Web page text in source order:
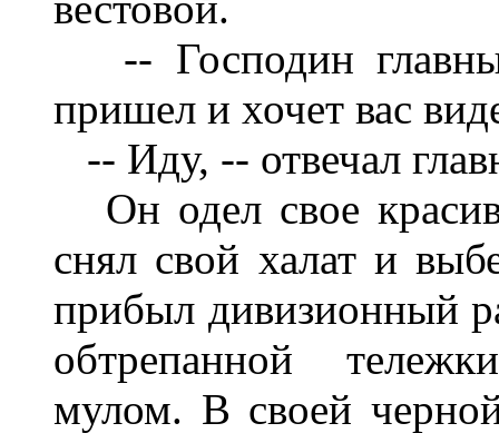
-- Господин
пришел и хочет вас
-- Иду, -- отвечал
Он одел свое
снял свой халат и
прибыл дивизионный
обтрепанной
мулом. В своей